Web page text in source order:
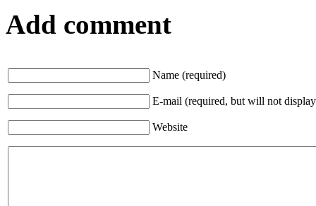
Add comment
Name (required)
E-mail (required, but will not
Website